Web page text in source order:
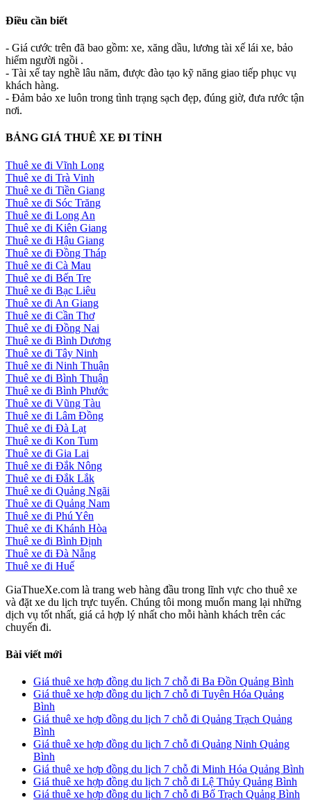
Điều cần biết
- Giá cước trên đã bao gồm: xe, xăng dầu, lương tài xế lái xe, bảo
hiểm người ngồi .
- Tài xế tay nghề lâu năm, được đào tạo kỹ năng giao tiếp phục vụ
khách hàng.
- Đảm bảo xe luôn trong tình trạng sạch đẹp, đúng giờ, đưa rước tận
nơi.
BẢNG GIÁ THUÊ XE ĐI TỈNH
Thuê xe đi Vĩnh Long
Thuê xe đi Trà Vinh
Thuê xe đi Tiền Giang
Thuê xe đi Sóc Trăng
Thuê xe đi Long An
Thuê xe đi Kiên Giang
Thuê xe đi Hậu Giang
Thuê xe đi Đồng Tháp
Thuê xe đi Cà Mau
Thuê xe đi Bến Tre
Thuê xe đi Bạc Liêu
Thuê xe đi An Giang
Thuê xe đi Cần Thơ
Thuê xe đi Đồng Nai
Thuê xe đi Bình Dương
Thuê xe đi Tây Ninh
Thuê xe đi Ninh Thuận
Thuê xe đi Bình Thuận
Thuê xe đi Bình Phước
Thuê xe đi Vũng Tàu
Thuê xe đi Lâm Đồng
Thuê xe đi Đà Lạt
Thuê xe đi Kon Tum
Thuê xe đi Gia Lai
Thuê xe đi Đắk Nông
Thuê xe đi Đắk Lắk
Thuê xe đi Quảng Ngãi
Thuê xe đi Quảng Nam
Thuê xe đi Phú Yên
Thuê xe đi Khánh Hòa
Thuê xe đi Bình Định
Thuê xe đi Đà Nẵng
Thuê xe đi Huế
GiaThueXe.com là trang web hàng đầu trong lĩnh vực cho thuê xe
và đặt xe du lịch trực tuyến. Chúng tôi mong muốn mang lại những
dịch vụ tốt nhất, giá cả hợp lý nhất cho mỗi hành khách trên các
chuyến đi.
Bài viết mới
Giá thuê xe hợp đồng du lịch 7 chỗ đi Ba Đồn Quảng Bình
Giá thuê xe hợp đồng du lịch 7 chỗ đi Tuyên Hóa Quảng
Bình
Giá thuê xe hợp đồng du lịch 7 chỗ đi Quảng Trạch Quảng
Bình
Giá thuê xe hợp đồng du lịch 7 chỗ đi Quảng Ninh Quảng
Bình
Giá thuê xe hợp đồng du lịch 7 chỗ đi Minh Hóa Quảng Bình
Giá thuê xe hợp đồng du lịch 7 chỗ đi Lệ Thủy Quảng Bình
Giá thuê xe hợp đồng du lịch 7 chỗ đi Bố Trạch Quảng Bình